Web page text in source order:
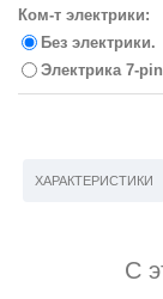
Ком-т электрики:
Без электрики.
Электрика 7-
ХАРАКТЕРИСТИКИ
С